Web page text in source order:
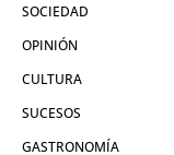
SOCIEDAD
OPINIÓN
CULTURA
SUCESOS
GASTRONOMÍA